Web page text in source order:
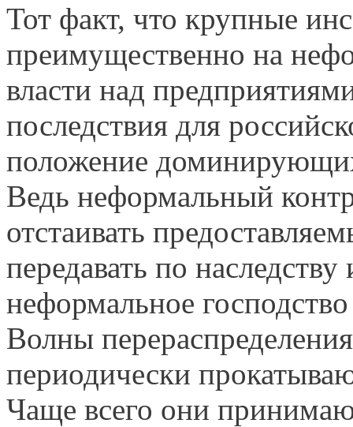
Тот факт, что крупные
преимущественно на
власти над
последствия для
положение
Ведь неформальный
отстаивать
передавать по
неформальное
Волны
периодически
Чаще всего они